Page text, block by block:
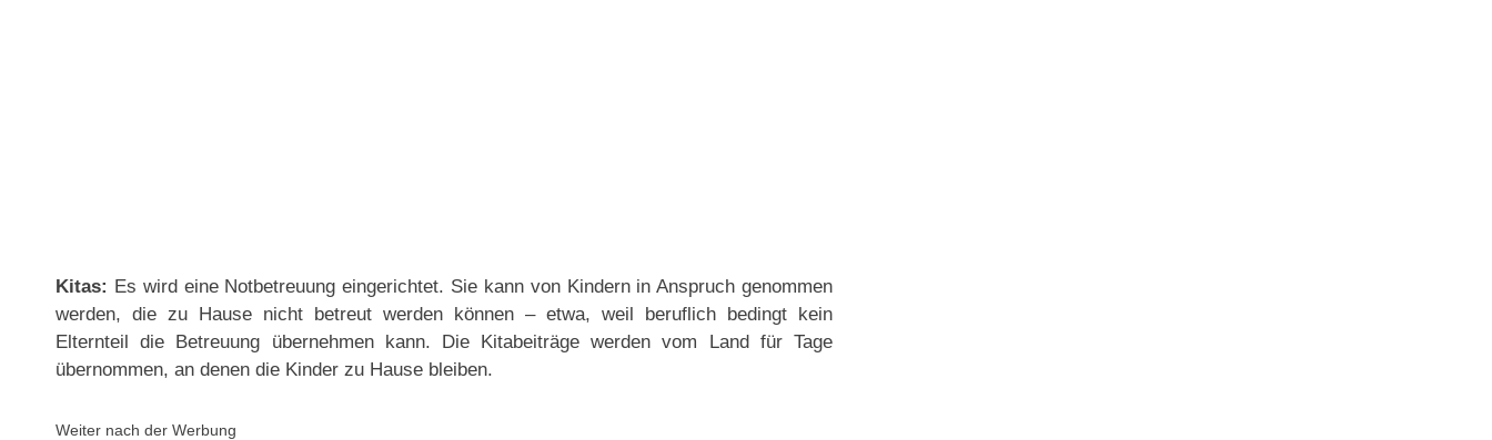
Kitas: Es wird eine Notbetreuung eingerichtet. Sie kann von Kindern in Anspruch genommen
werden, die zu Hause nicht betreut werden können – etwa, weil beruflich bedingt kein
Elternteil die Betreuung übernehmen kann. Die Kitabeiträge werden vom Land für Tage
übernommen, an denen die Kinder zu Hause bleiben.
Weiter nach der Werbung